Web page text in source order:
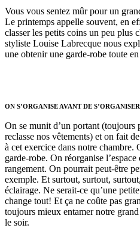
Vous vous sentez mûr pour un
Le printemps appelle souvent, en
classer les petits coins un peu plus
styliste Louise Labrecque nous
une obtenir une garde-robe toute en
ON S’ORGANISE AVANT DE S’ORGANISER
On se munit d’un portant (toujours
reclasse nos vêtements) et on fait
à cet exercice dans notre chambre.
garde-robe. On réorganise
rangement. On pourrait peut-être
exemple. Et surtout, surtout,
éclairage. Ne serait-ce qu’une
change tout! Et ça ne coûte pas
toujours mieux entamer notre
le soir.